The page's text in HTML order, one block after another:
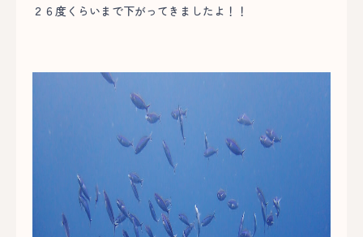
２６度くらいまで下がってきましたよ！！